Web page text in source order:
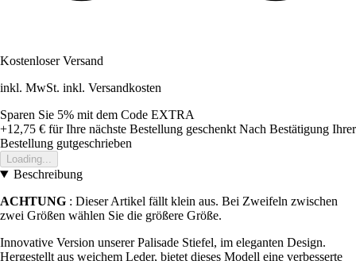
Kostenloser Versand
inkl. MwSt. inkl. Versandkosten
Sparen Sie 5% mit dem Code EXTRA
+12,75 € für Ihre nächste Bestellung geschenkt Nach Bestätigung Ihrer
Bestellung gutgeschrieben
Loading...
Beschreibung
ACHTUNG : Dieser Artikel fällt klein aus. Bei Zweifeln zwischen
zwei Größen wählen Sie die größere Größe.
Innovative Version unserer Palisade Stiefel, im eleganten Design.
Hergestellt aus weichem Leder, bietet dieses Modell eine verbesserte